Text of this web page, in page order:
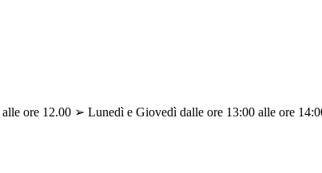
ore 12.00 ➢ Lunedì e Giovedì dalle ore 13:00 alle ore